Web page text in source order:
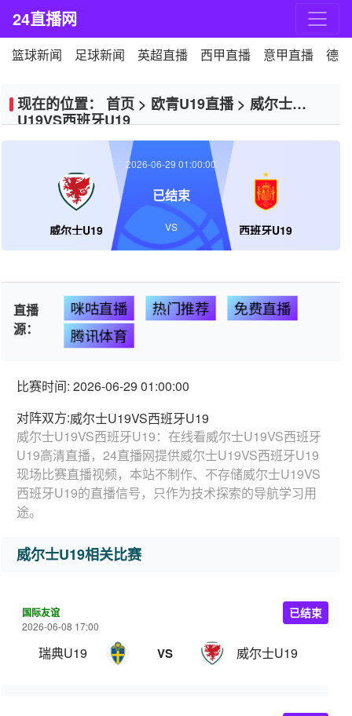
24直播网
篮球新闻 足球新闻 英超直播 西甲直播 意甲直播 德
现在的位置： 首页 > 欧青U19直播> 威尔士
U19VS西班牙U19
威尔士U19 西班牙U19
2026-06-29 01:00:00
已结束
VS
直播
源：
咪咕直播 热门推荐
免费直播
腾讯体育
比赛时间: 2026-06-29 01:00:00
对阵双方:威尔士U19VS西班牙U19
威尔士U19VS西班牙U19：在线看威尔士U19VS西班牙
U19高清直播，24直播网提供威尔士U19VS西班牙U19
现场比赛直播视频，本站不制作、不存储威尔士U19VS
西班牙U19的直播信号，只作为技术探索的导航学习用
途。
威尔士U19相关比赛
国际友谊
2026-06-08 17:00
瑞典U19 VS 威尔士U19
已结束